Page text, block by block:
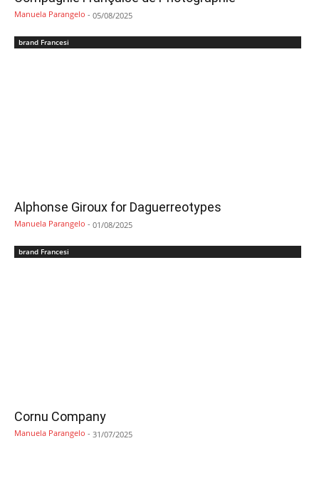
Manuela Parangelo - 05/08/2025
brand Francesi
Alphonse Giroux for Daguerreotypes
Manuela Parangelo - 01/08/2025
brand Francesi
Cornu Company
Manuela Parangelo - 31/07/2025